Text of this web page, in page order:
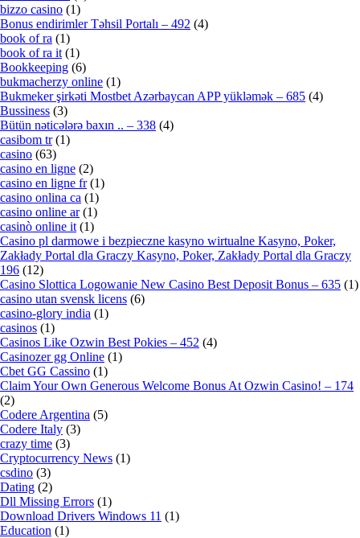
bizzo casino (1)
Bonus endirimler Təhsil Portalı – 492 (4)
book of ra (1)
book of ra it (1)
Bookkeeping (6)
bukmacherzy online (1)
Bukmeker şirkəti Mostbet Azərbaycan APP yükləmək – 685 (4)
Bussiness (3)
Bütün nəticələrə baxın .. – 338 (4)
casibom tr (1)
casino (63)
casino en ligne (2)
casino en ligne fr (1)
casino onlina ca (1)
casino online ar (1)
casinò online it (1)
Casino pl darmowe i bezpieczne kasyno wirtualne Kasyno, Poker,
Zakłady Portal dla Graczy Kasyno, Poker, Zakłady Portal dla Graczy
196 (12)
Casino Slottica Logowanie New Casino Best Deposit Bonus – 635 (1)
casino utan svensk licens (6)
casino-glory india (1)
casinos (1)
Casinos Like Ozwin Best Pokies – 452 (4)
Casinozer gg Online (1)
Cbet GG Cassino (1)
Claim Your Own Generous Welcome Bonus At Ozwin Casino! – 174
(2)
Codere Argentina (5)
Codere Italy (3)
crazy time (3)
Cryptocurrency News (1)
csdino (3)
Dating (2)
Dll Missing Errors (1)
Download Drivers Windows 11 (1)
Education (1)